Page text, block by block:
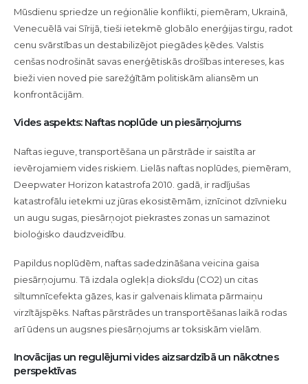
Mūsdienu spriedze un reģionālie konflikti, piemēram, Ukrainā,
Venecuēlā vai Sīrijā, tieši ietekmē globālo enerģijas tirgu, radot
cenu svārstības un destabilizējot piegādes ķēdes. Valstis
cenšas nodrošināt savas enerģētiskās drošības intereses, kas
bieži vien noved pie sarežģītām politiskām aliansēm un
konfrontācijām.
Vides aspekts: Naftas noplūde un piesārņojums
Naftas ieguve, transportēšana un pārstrāde ir saistīta ar
ievērojamiem vides riskiem. Lielās naftas noplūdes, piemēram,
Deepwater Horizon katastrofa 2010. gadā, ir radījušas
katastrofālu ietekmi uz jūras ekosistēmām, iznīcinot dzīvnieku
un augu sugas, piesārņojot piekrastes zonas un samazinot
bioloģisko daudzveidību.
Papildus noplūdēm, naftas sadedzināšana veicina gaisa
piesārņojumu. Tā izdala oglekļa dioksīdu (CO2) un citas
siltumnīcefekta gāzes, kas ir galvenais klimata pārmaiņu
virzītājspēks. Naftas pārstrādes un transportēšanas laikā rodas
arī ūdens un augsnes piesārņojums ar toksiskām vielām.
Inovācijas un regulējumi vides aizsardzībā un nākotnes
perspektīvas